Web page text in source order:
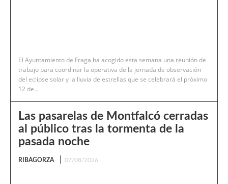
El Ayuntamiento de Fraga ha acogido esta semana una reunión de
trabajo para coordinar la operativa de la jornada de observación
del eclipse solar y la lluvia de estrellas que se celebrará el próximo
12 de...
Las pasarelas de Montfalcó cerradas
al público tras la tormenta de la
pasada noche
RIBAGORZA 07/08/2026